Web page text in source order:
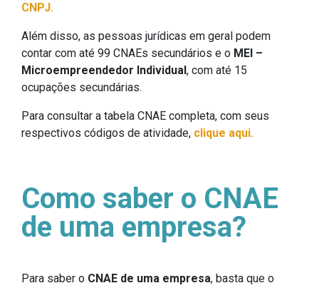
CNPJ.
Além disso, as pessoas jurídicas em geral podem
contar com até 99 CNAEs secundários e o MEI –
Microempreendedor Individual, com até 15
ocupações secundárias.
Para consultar a tabela CNAE completa, com seus
respectivos códigos de atividade, clique aqui.
Como saber o CNAE
de uma empresa?
Para saber o CNAE de uma empresa, basta que o